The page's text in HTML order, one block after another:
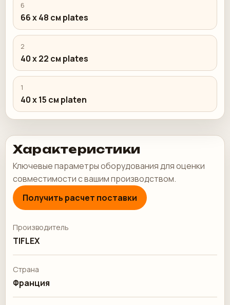
6
66 x 48 см plates
2
40 x 22 см plates
1
40 x 15 см platen
Характеристики
Ключевые параметры оборудования для оценки
совместимости с вашим производством.
Получить расчет поставки
Производитель
TIFLEX
Страна
Франция